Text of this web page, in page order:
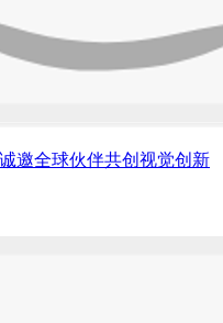
邀全球伙伴共创视觉创新